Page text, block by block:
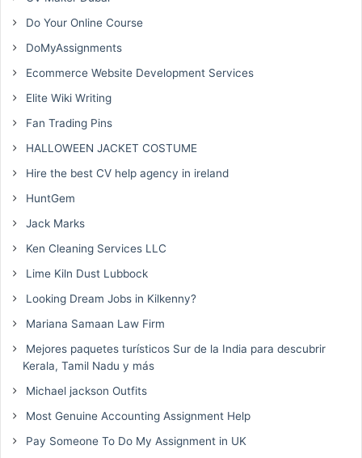
Do Your Online Course
DoMyAssignments
Ecommerce Website Development Services
Elite Wiki Writing
Fan Trading Pins
HALLOWEEN JACKET COSTUME
Hire the best CV help agency in ireland
HuntGem
Jack Marks
Ken Cleaning Services LLC
Lime Kiln Dust Lubbock
Looking Dream Jobs in Kilkenny?
Mariana Samaan Law Firm
Mejores paquetes turísticos Sur de la India para descubrir
Kerala, Tamil Nadu y más
Michael jackson Outfits
Most Genuine Accounting Assignment Help
Pay Someone To Do My Assignment in UK